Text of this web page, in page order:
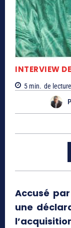
INTERVIEW
5 min. de lecture
Accusé
une